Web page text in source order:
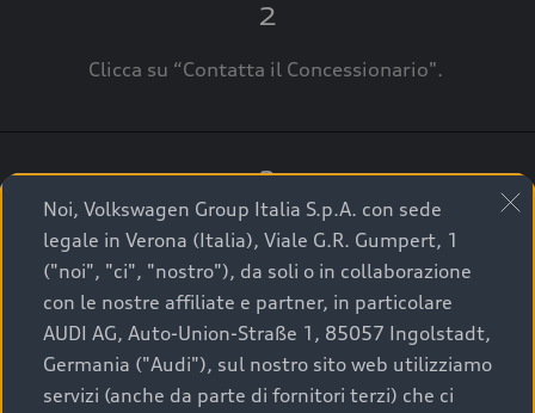
2
Clicca su “Contatta il Concessionario".
3
A breve verrai ricontattato dal Customer Care
Audi Center o direttamente dal Concessionario
che ti supporterà per finalizzare la tua richiesta.
Noi, Volkswagen Group Italia S.p.A. con sede
legale in Verona (Italia), Viale G.R. Gumpert, 1
("noi", "ci", "nostro"), da soli o in collaborazione
con le nostre affiliate e partner, in particolare
AUDI AG, Auto-Union-Straße 1, 85057 Ingolstadt,
Germania ("Audi"), sul nostro sito web utilizziamo
servizi (anche da parte di fornitori terzi) che ci